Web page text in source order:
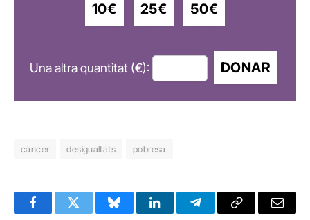
10€ 25€ 50€
Una altra quantitat (€): DONAR
càncer desigualtats pobresa
FacebookTwitter BlueskyLinkedInTelegramCopy
Email